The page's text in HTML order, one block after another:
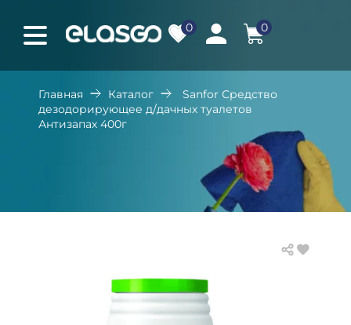
0 0
Главная Каталог
Sanfor Средство
дезодорирующее д/дачных туалетов
Антизапах 400г